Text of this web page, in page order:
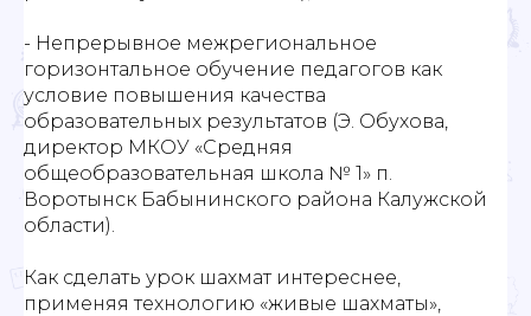
- Непрерывное межрегиональное
горизонтальное обучение педагогов как
условие повышения качества
образовательных результатов (Э. Обухова,
директор МКОУ «Средняя
общеобразовательная школа № 1» п.
Воротынск Бабынинского района Калужской
области).
Как сделать урок шахмат интереснее,
применяя технологию «живые шахматы»,